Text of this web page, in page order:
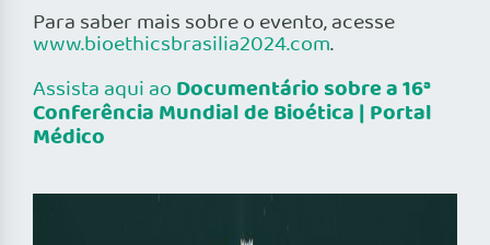
Para saber mais sobre o evento, acesse
www.bioethicsbrasilia2024.com.
Assista aqui ao Documentário sobre a 16ª
Conferência Mundial de Bioética | Portal
Médico